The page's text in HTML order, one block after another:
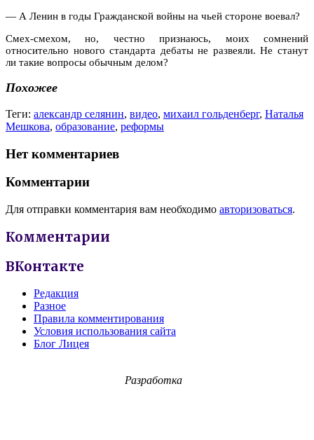
— А Ленин в годы Гражданской войны на чьей стороне воевал?
Смех-смехом, но, честно признаюсь, моих сомнений
относительно нового стандарта дебаты не развеяли. Не станут
ли такие вопросы обычным делом?
Похожее
Теги: александр селянин, видео, михаил гольденберг, Наталья
Мешкова, образование, реформы
Нет комментариев
Комментарии
Для отправки комментария вам необходимо авторизоваться.
Комментарии
ВКонтакте
Редакция
Разное
Правила комментирования
Условия использования сайта
Блог Лицея
Разработка